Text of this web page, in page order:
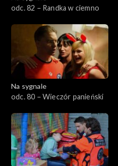
odc. 82 – Randka w ciemno
Na sygnale
odc. 80 – Wieczór panieński